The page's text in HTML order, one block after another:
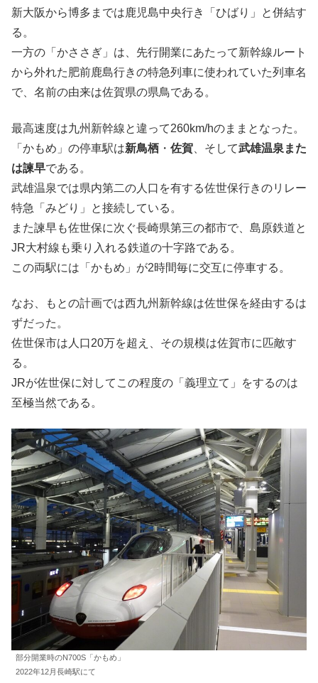
新大阪から博多までは鹿児島中央行き「ひばり」と併結す
る。
一方の「かささぎ」は、先行開業にあたって新幹線ルート
から外れた肥前鹿島行きの特急列車に使われていた列車名
で、名前の由来は佐賀県の県鳥である。
最高速度は九州新幹線と違って260km/hのままとなった。
「かもめ」の停車駅は新鳥栖 ・ 佐賀 、そして武雄温泉また
は諫早である。
武雄温泉では県内第二の人口を有する佐世保行きのリレー
特急「みどり」と接続している。
また諫早も佐世保に次ぐ長崎県第三の都市で、島原鉄道と
JR大村線も乗り入れる鉄道の十字路である。
この両駅には「かもめ」が2時間毎に交互に停車する。
なお、もとの計画では西九州新幹線は佐世保を経由するは
ずだった。
佐世保市は人口20万を超え、その規模は佐賀市に匹敵す
る。
JRが佐世保に対してこの程度の「義理立て」をするのは
至極当然である。
部分開業時のN700S「かもめ」
2022年12月長崎駅にて